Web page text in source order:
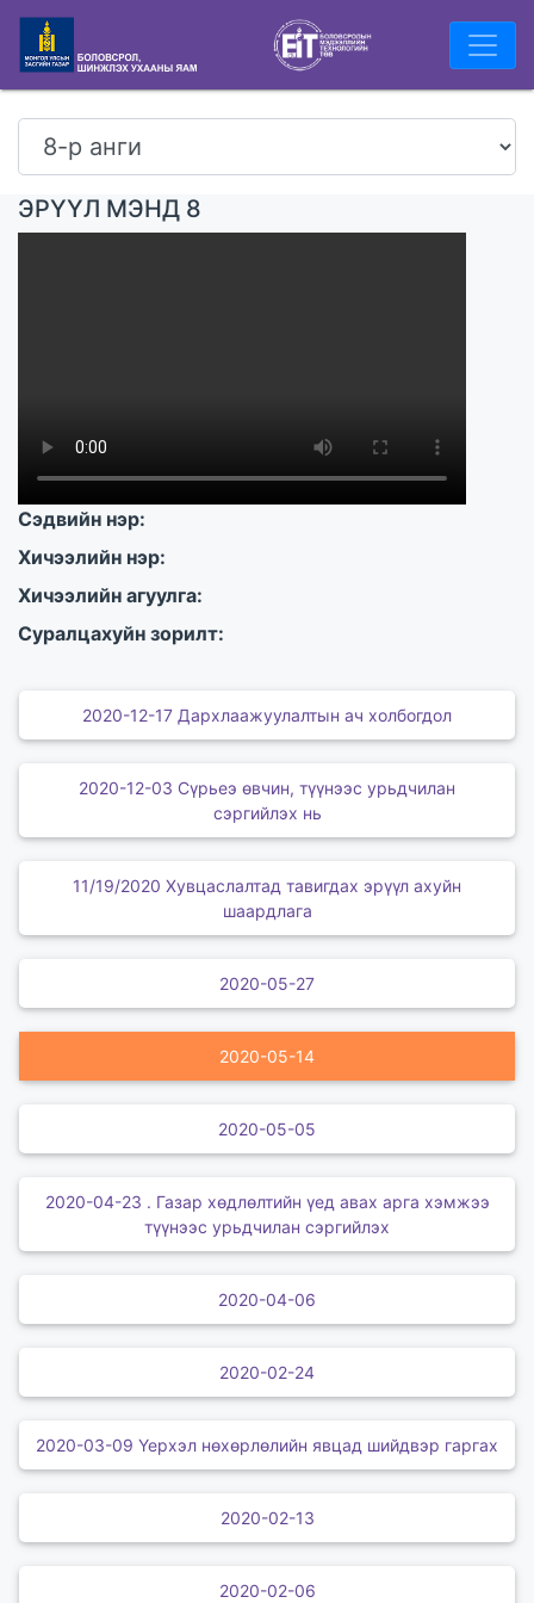
ЭРҮҮЛ МЭНД 8
Сэдвийн нэр:
Хичээлийн нэр:
Хичээлийн агуулга:
Суралцахуйн зорилт:
2020-12-17 Дархлаажуулалтын ач холбогдол
2020-12-03 Сүрьеэ өвчин, түүнээс урьдчилан
сэргийлэх нь
11/19/2020 Хувцаслалтад тавигдах эрүүл ахуйн
шаардлага
2020-05-27
2020-05-14
2020-05-05
2020-04-23 . Газар хөдлөлтийн үед авах арга хэмжээ
түүнээс урьдчилан сэргийлэх
2020-04-06
2020-02-24
2020-03-09 Үерхэл нөхөрлөлийн явцад шийдвэр гаргах
2020-02-13
2020-02-06